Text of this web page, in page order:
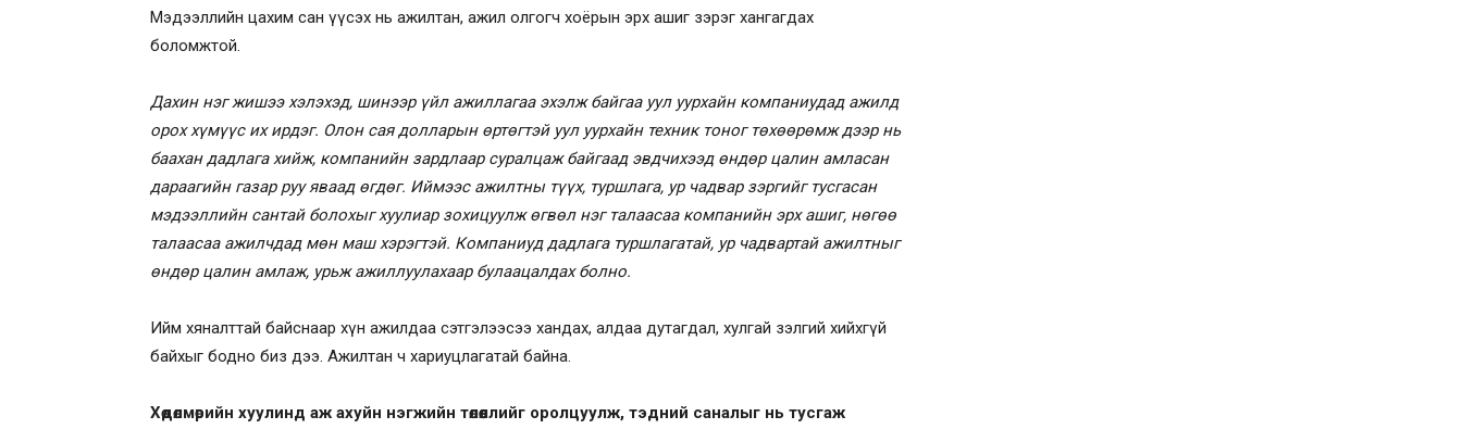
Мэдээллийн цахим сан үүсэх нь ажилтан, ажил олгогч хоёрын эрх ашиг зэрэг хангагдах
боломжтой.
Дахин нэг жишээ хэлэхэд, шинээр үйл ажиллагаа эхэлж байгаа уул уурхайн компаниудад ажилд
орох хүмүүс их ирдэг. Олон сая долларын өртөгтэй уул уурхайн техник тоног төхөөрөмж дээр нь
баахан дадлага хийж, компанийн зардлаар суралцаж байгаад эвдчихээд өндөр цалин амласан
дараагийн газар руу яваад өгдөг. Иймээс ажилтны түүх, туршлага, ур чадвар зэргийг тусгасан
мэдээллийн сантай болохыг хуулиар зохицуулж өгвөл нэг талаасаа компанийн эрх ашиг, нөгөө
талаасаа ажилчдад мөн маш хэрэгтэй. Компаниуд дадлага туршлагатай, ур чадвартай ажилтныг
өндөр цалин амлаж, урьж ажиллуулахаар булаацалдах болно.
Ийм хяналттай байснаар хүн ажилдаа сэтгэлээсээ хандах, алдаа дутагдал, хулгай зэлгий хийхгүй
байхыг бодно биз дээ. Ажилтан ч хариуцлагатай байна.
Хөдөлмөрийн хуулинд аж ахуйн нэгжийн төлөөллийг оролцуулж, тэдний саналыг нь тусгаж